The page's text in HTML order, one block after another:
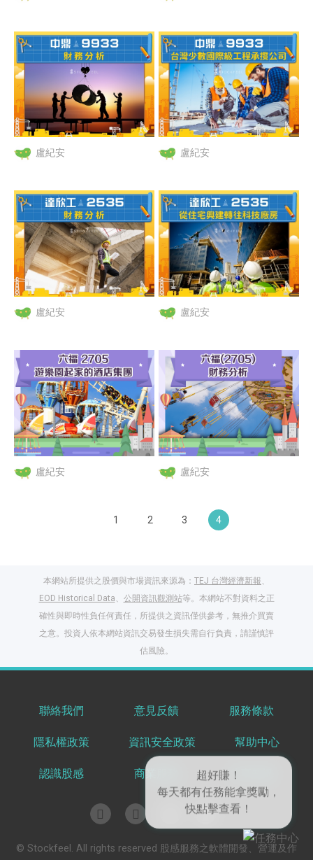
盧紀安 盧紀安
盧紀安 盧紀安
盧紀安 盧紀安
1 2 3 4
本網站所提供之股價與市場資訊來源為： TEJ 台灣經濟新報
EOD Historical Data
公開資訊觀測站等。本網站不對資料之正
確性與即時性負任何責任，所提供之資訊僅供參考，無推介買賣
之意。投資人依本網站資訊交易發生損失需自行負責，請謹慎評
估風險。
聯絡我們 意見反饋 服務條款
隱私權政策 資訊安全政策 幫助中心
認識股感 商業服務 共享知識
© Stockfeel. All rights reserved 股感服務之軟體開發、營運及作
每天都有任務能拿獎勵，
登入股感會員，閱讀
任一文章
出國就缺這咖？股
感會員免費帶回